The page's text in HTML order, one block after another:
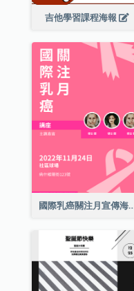
吉他學習課程海報
國際乳癌關